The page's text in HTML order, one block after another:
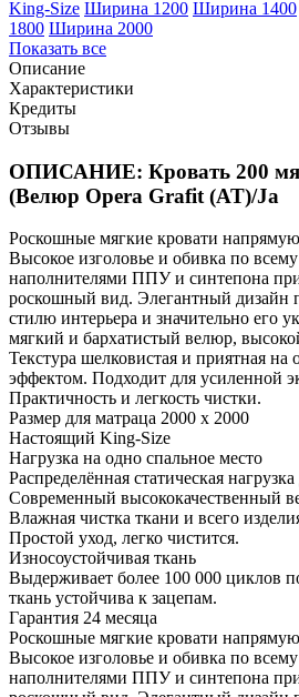
King-Size Ширина 1200 Ширина 1400
1800 Ширина 2000
Показать все
Описание
Характеристики
Кредиты
Отзывы
ОПИСАНИЕ: Кровать 200
(Велюр Opera Grafit (AT)/Ja
Роскошные мягкие кровати
Высокое изголовье и обивка по
наполнителями ППУ и синтепона
роскошный вид. Элегантный дизайн
стилю интерьера и значительно его
мягкий и бархатистый велюр,
Текстура шелковистая и приятная
эффектом. Подходит для усиленной
Практичность и легкость чистки.
Размер для матраца 2000 x 2000
Настоящий King-Size
Нагрузка на одно спальное место
Распределённая статическая
Современный высококачественный
Влажная чистка ткани и всего
Простой уход, легко чистится.
Износоустойчивая ткань
Выдерживает более 100 000 циклов
ткань устойчива к зацепам.
Гарантия 24 месяца
Роскошные мягкие кровати
Высокое изголовье и обивка по
наполнителями ППУ и синтепона